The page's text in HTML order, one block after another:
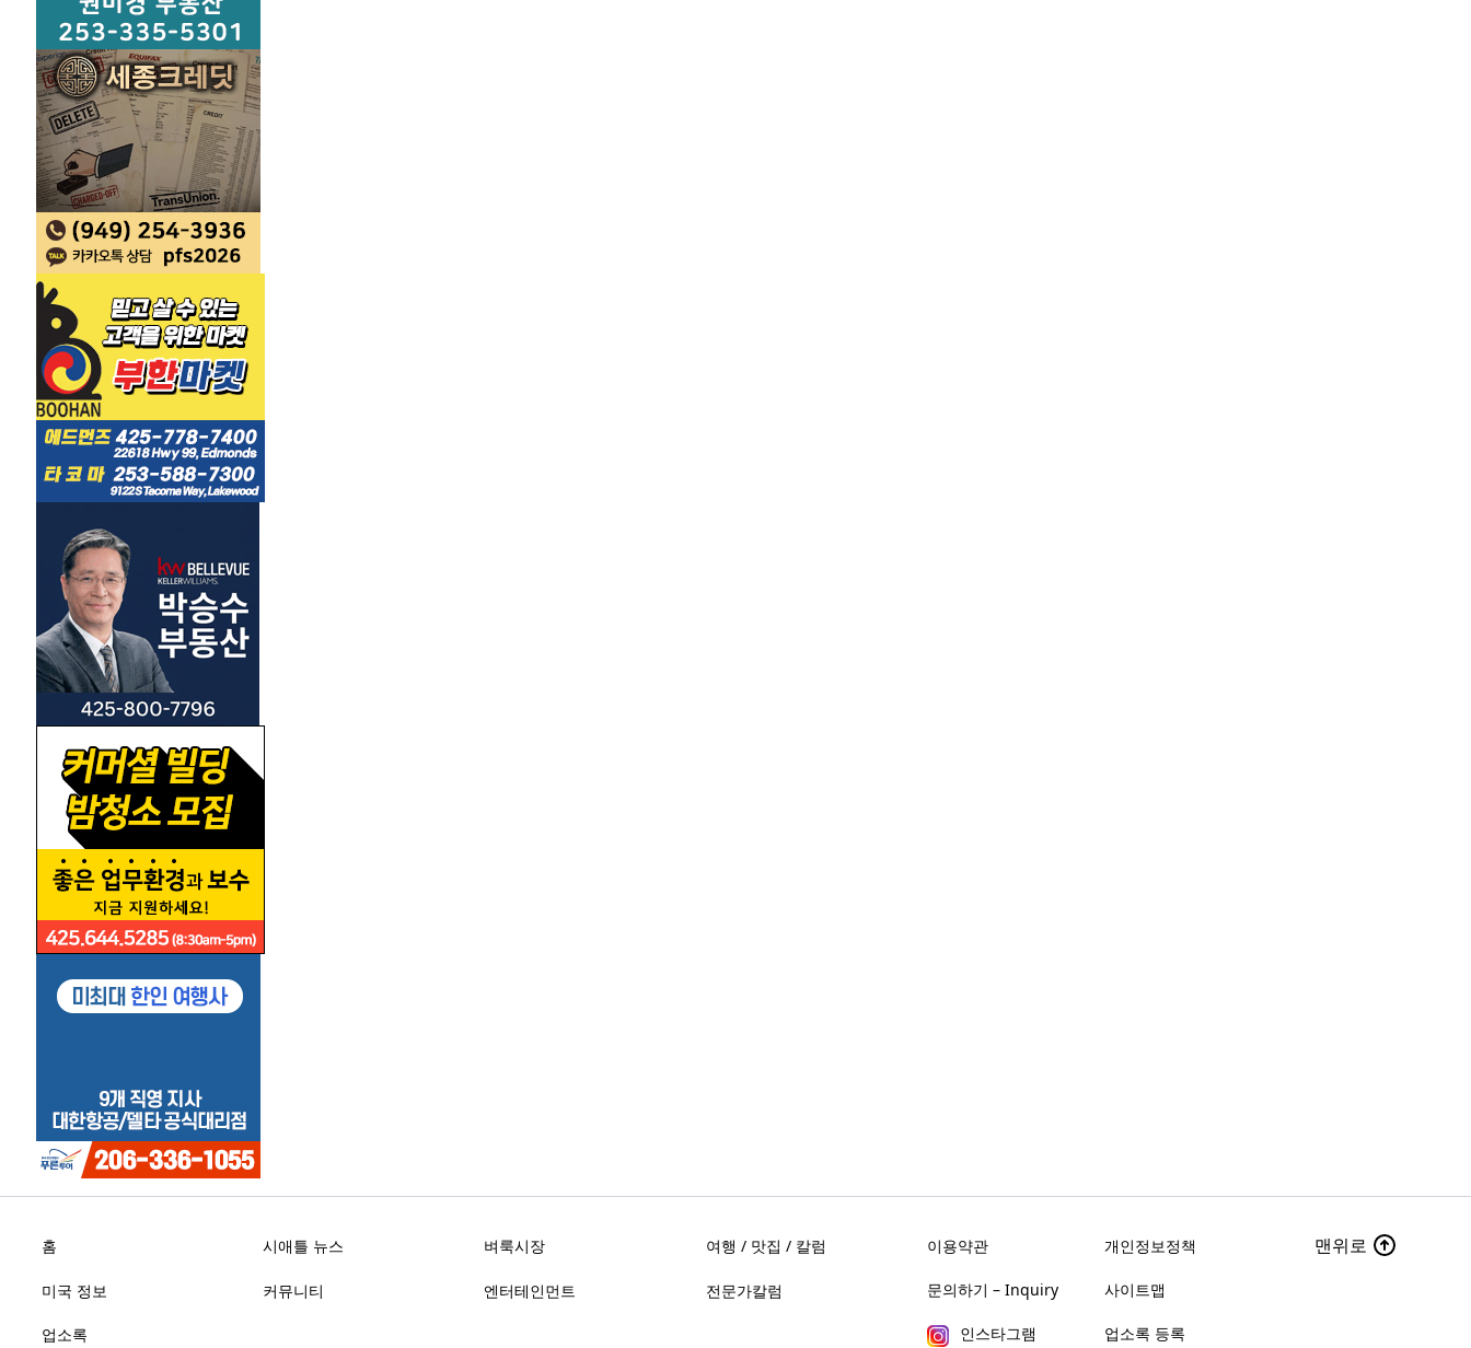
홈 시애틀 뉴스 벼룩시장 여행 / 맛집 / 칼럼
미국 정보 커뮤니티 엔터테인먼트 전문가칼럼
업소록
이용약관 개인정보정책
문의하기 – Inquiry 사이트맵
인스타그램 업소록 등록
맨위로